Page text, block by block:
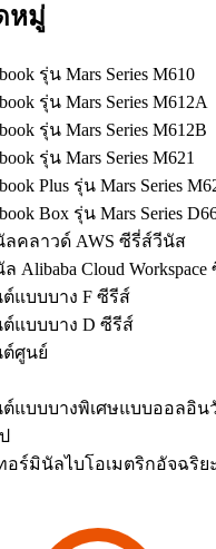
หมู่
รุ่น Mars Series M610
รุ่น Mars Series M612A
รุ่น Mars Series M612B
รุ่น Mars Series M621
Plus รุ่น Mars Series
Box รุ่น Mars Series
ลคลาวด์ AWS ซีรี่ส์วีนัส
Alibaba Cloud Workspace
ต์แบบบาง F ซีรีส์
ต์แบบบาง D ซีรีส์
ต์ศูนย์
ต์แบบบางพิเศษแบบออลอิน
อร์มินัลไบโอเมตริกอัจฉริยะ